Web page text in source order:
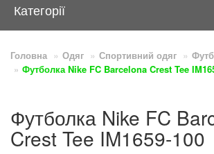
Категорії
Головна Одяг Спортивний одяг
Футболка Nike FC Barcelona Crest Tee
Футболка Nike FC
Crest Tee IM1659-100